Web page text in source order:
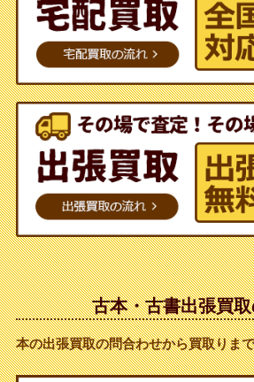
古本・古書出張買
本の出張買取の問合わせから買取りま